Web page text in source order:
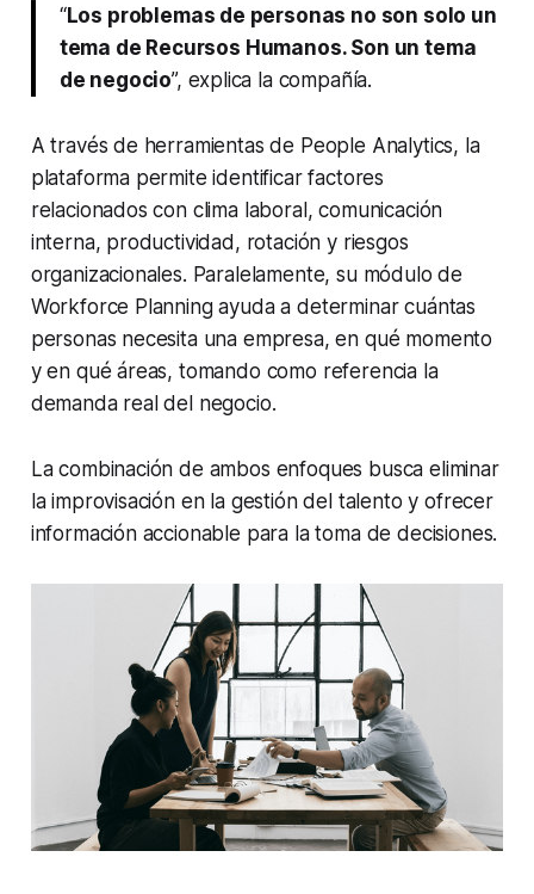
“Los problemas de personas no son solo un
tema de Recursos Humanos. Son un tema
de negocio”, explica la compañía.
A través de herramientas de People Analytics, la
plataforma permite identificar factores
relacionados con clima laboral, comunicación
interna, productividad, rotación y riesgos
organizacionales. Paralelamente, su módulo de
Workforce Planning ayuda a determinar cuántas
personas necesita una empresa, en qué momento
y en qué áreas, tomando como referencia la
demanda real del negocio.
La combinación de ambos enfoques busca eliminar
la improvisación en la gestión del talento y ofrecer
información accionable para la toma de decisiones.